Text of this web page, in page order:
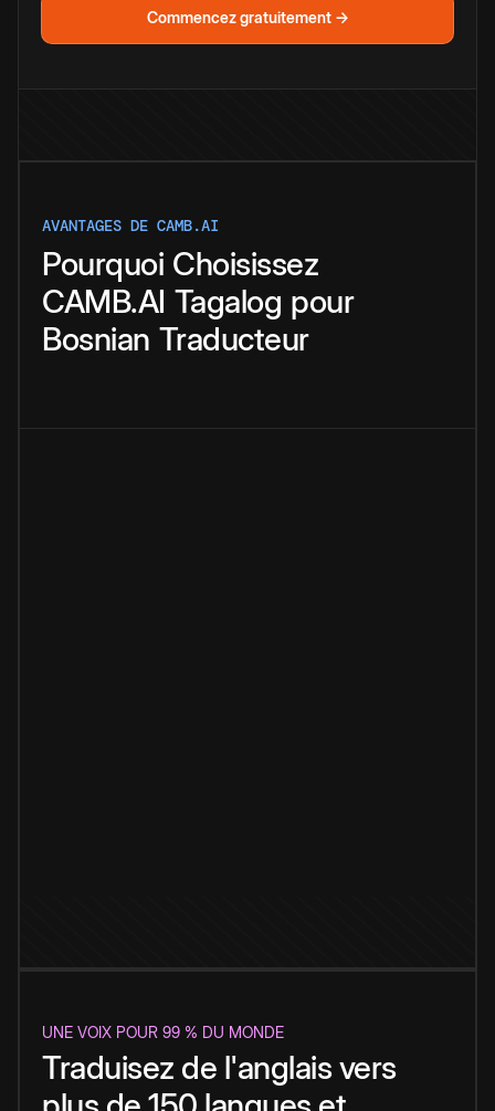
Commencez gratuitement →
AVANTAGES DE CAMB.AI
Pourquoi Choisissez
CAMB.AI Tagalog pour
Bosnian Traducteur
UNE VOIX POUR 99 % DU MONDE
Traduisez de l'anglais vers